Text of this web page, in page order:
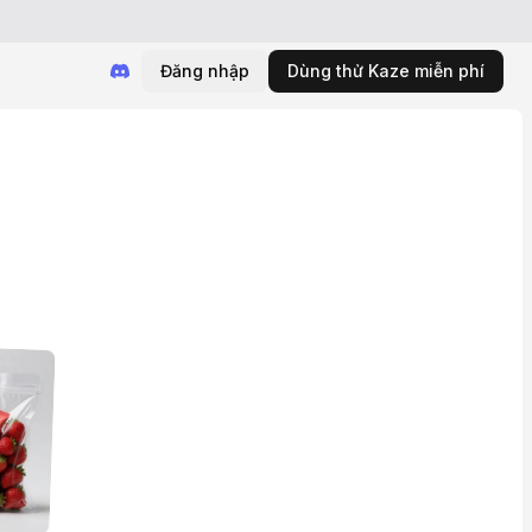
Đăng nhập Dùng thử Kaze miễn phí